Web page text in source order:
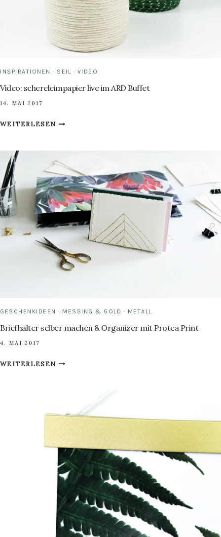
INSPIRATIONEN · SEIL · VIDEO
Video: schereleimpapier live im ARD Buffet
14. MAI 2017
WEITERLESENVIDEO:
ARD
BUFFET
GESCHENKIDEEN · MESSING & GOLD · METALL
Briefhalter selber machen & Organizer mit Protea Print
4. MAI 2017
WEITERLESENBRIEFHALTER
ORGANIZER
PROTEA